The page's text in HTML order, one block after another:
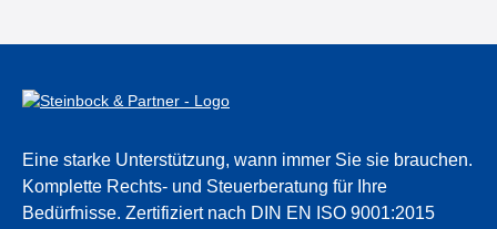
Eine starke Unterstützung, wann immer Sie sie brauchen.
Komplette Rechts- und Steuerberatung für Ihre
Bedürfnisse. Zertifiziert nach DIN EN ISO 9001:2015